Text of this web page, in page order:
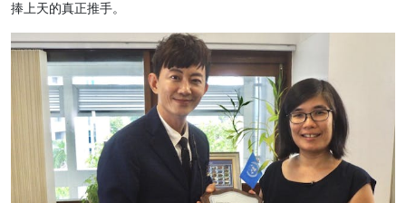
捧上天的真正推手。